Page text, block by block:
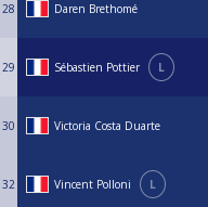
28 Daren Brethomé
29 Sébastien Pottier L
30 Victoria Costa Duarte
32 Vincent Polloni L